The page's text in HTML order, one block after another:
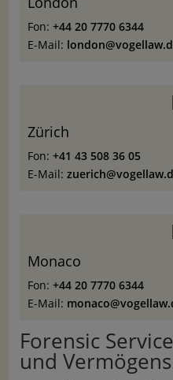
Fon: +44 20 7770 6344
E-Mail:
Zürich
Fon: +41 43 508 36 05
E-Mail:
Monaco
Fon: +44 20 7770 6344
E-Mail:
Forensic
und